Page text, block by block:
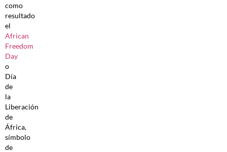
como
resultado
el
African
Freedom
Day
o
Día
de
la
Liberación
de
África,
símbolo
de